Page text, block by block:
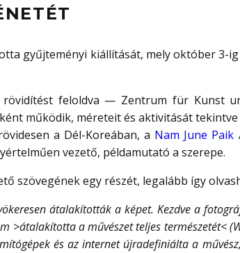
gyűjteményi kiállítását, mely október 3-
feloldva — Zentrum für Kunst
működik, méreteit és aktivitását
a Dél-Koreában, a Nam June
vezető, példamutató a szerepe.
szövegének egy részét, legalább így
átalakították a képet. Kezdve a
>átalakította a művészet teljes természetét<
és az internet újradefiniálta a